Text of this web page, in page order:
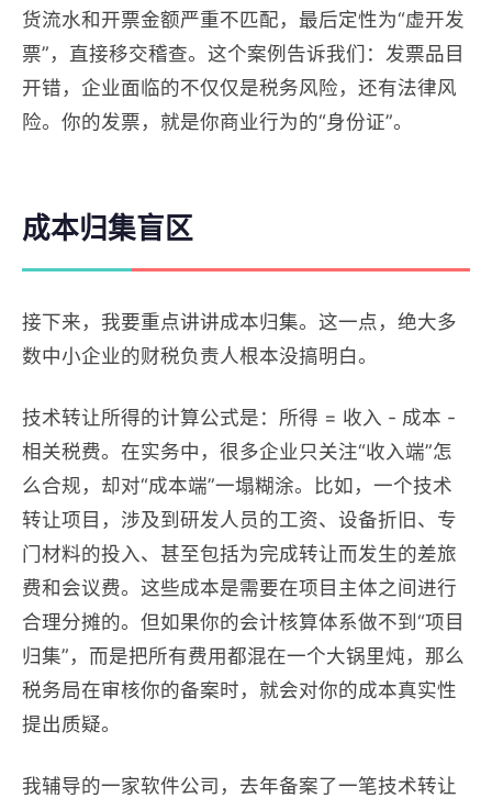
货流水和开票金额严重不匹配，最后定性为“虚开发
票”，直接移交稽查。这个案例告诉我们：发票品目
开错，企业面临的不仅仅是税务风险，还有法律风
险。你的发票，就是你商业行为的“身份证”。
成本归集盲区
接下来，我要重点讲讲成本归集。这一点，绝大多
数中小企业的财税负责人根本没搞明白。
技术转让所得的计算公式是：所得 = 收入 - 成本 -
相关税费。在实务中，很多企业只关注“收入端”怎
么合规，却对“成本端”一塌糊涂。比如，一个技术
转让项目，涉及到研发人员的工资、设备折旧、专
门材料的投入、甚至包括为完成转让而发生的差旅
费和会议费。这些成本是需要在项目主体之间进行
合理分摊的。但如果你的会计核算体系做不到“项目
归集”，而是把所有费用都混在一个大锅里炖，那么
税务局在审核你的备案时，就会对你的成本真实性
提出质疑。
我辅导的一家软件公司，去年备案了一笔技术转让